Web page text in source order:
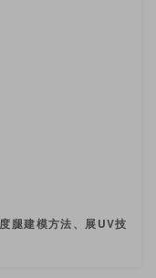
腿建模方法、展UV技